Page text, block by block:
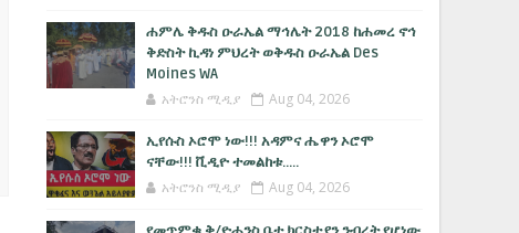
ሐምሌ ቅዱስ ዑራኤል ማኅሌት 2018 ከሐመረ ኖኅ
ቅድስት ኪዳነ ምህረት ወቅዱስ ዑራኤል Des
Moines WA
አትሮንስ ሚዲያ Aug 04, 2026
ኢየሱስ ኦሮሞ ነው!!! አዳምና ሔዋን ኦሮሞ
ናቸው!!! ቪዲዮ ተመልከቱ.....
አትሮንስ ሚዲያ Aug 04, 2026